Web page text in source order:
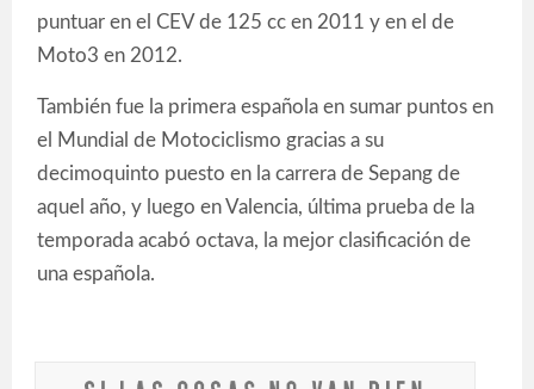
puntuar en el CEV de 125 cc en 2011 y en el de
Moto3 en 2012.
También fue la primera española en sumar puntos en
el Mundial de Motociclismo gracias a su
decimoquinto puesto en la carrera de Sepang de
aquel año, y luego en Valencia, última prueba de la
temporada acabó octava, la mejor clasificación de
una española.